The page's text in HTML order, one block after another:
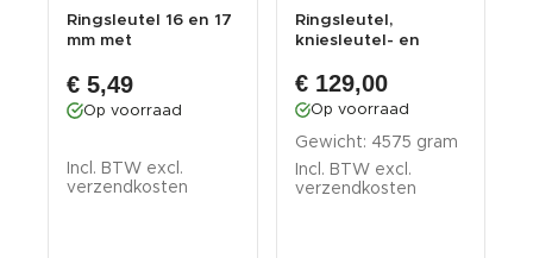
Ringsleutel 16 en 17
mm met
garantie
€ 5,49
Op voorraad
Incl. BTW excl.
verzendkosten
Ringsleutel,
kniesleutel- en
sleutelse...
€ 129,00
Op voorraad
Gewicht: 4575 gram
Incl. BTW excl.
verzendkosten